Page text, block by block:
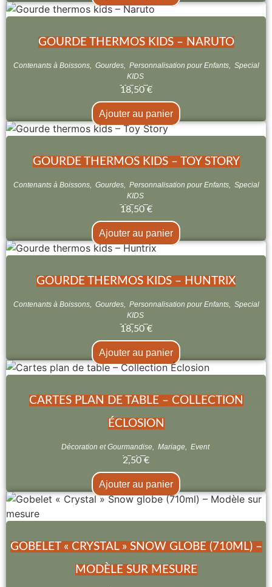
GOURDE THERMOS KIDS – NARUTO
Contenants à Boissons, Gourdes, Personnalisation pour Enfants, Special
KIDS
18,50 €
Ajouter au panier
GOURDE THERMOS KIDS – TOY STORY
Contenants à Boissons, Gourdes, Personnalisation pour Enfants, Special
KIDS
18,50 €
Ajouter au panier
GOURDE THERMOS KIDS – HUNTRIX
Contenants à Boissons, Gourdes, Personnalisation pour Enfants, Special
KIDS
18,50 €
Ajouter au panier
CARTES PLAN DE TABLE – COLLECTION
ÉCLOSION
Décoration et Gourmandise, Mariage, Event
2,50 €
Ajouter au panier
GOBELET « CRYSTAL » SNOW GLOBE (710ML) –
MODÈLE SUR MESURE